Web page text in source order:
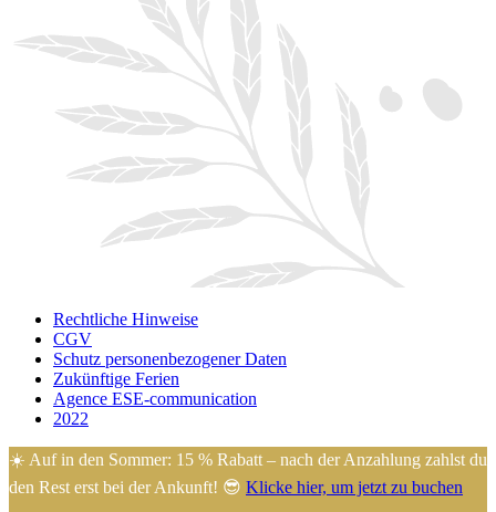
Rechtliche Hinweise
CGV
Schutz personenbezogener Daten
Zukünftige Ferien
Agence ESE-communication
2022
☀️ Auf in den Sommer: 15 % Rabatt – nach der Anzahlung zahlst du
den Rest erst bei der Ankunft! 😎 Klicke hier, um jetzt zu buchen